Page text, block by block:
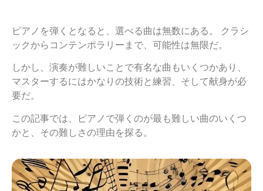
ピアノを弾くとなると、選べる曲は無数にある。 クラシ
ックからコンテンポラリーまで、可能性は無限だ。
しかし、演奏が難しいことで有名な曲もいくつかあり、
マスターするにはかなりの技術と練習、そして献身が必
要だ。
この記事では、ピアノで弾くのが最も難しい曲のいくつ
かと、その難しさの理由を探る。